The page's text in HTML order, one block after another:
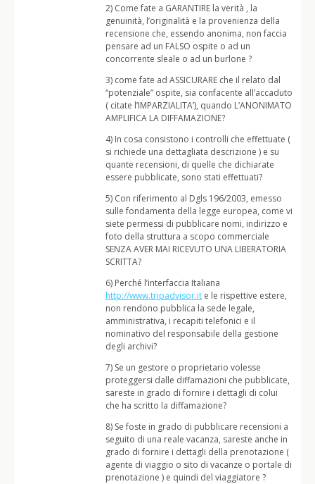
2) Come fate a GARANTIRE la verità , la
genuinità, l’originalità e la provenienza della
recensione che, essendo anonima, non faccia
pensare ad un FALSO ospite o ad un
concorrente sleale o ad un burlone ?
3) come fate ad ASSICURARE che il relato dal
“potenziale” ospite, sia confacente all’accaduto
( citate l’IMPARZIALITA’), quando L’ANONIMATO
AMPLIFICA LA DIFFAMAZIONE?
4) In cosa consistono i controlli che effettuate (
si richiede una dettagliata descrizione ) e su
quante recensioni, di quelle che dichiarate
essere pubblicate, sono stati effettuati?
5) Con riferimento al Dgls 196/2003, emesso
sulle fondamenta della legge europea, come vi
siete permessi di pubblicare nomi, indirizzo e
foto della struttura a scopo commerciale
SENZA AVER MAI RICEVUTO UNA LIBERATORIA
SCRITTA?
6) Perché l’interfaccia Italiana
http://www.tripadvisor.it e le rispettive estere,
non rendono pubblica la sede legale,
amministrativa, i recapiti telefonici e il
nominativo del responsabile della gestione
degli archivi?
7) Se un gestore o proprietario volesse
proteggersi dalle diffamazioni che pubblicate,
sareste in grado di fornire i dettagli di colui
che ha scritto la diffamazione?
8) Se foste in grado di pubblicare recensioni a
seguito di una reale vacanza, sareste anche in
grado di fornire i dettagli della prenotazione (
agente di viaggio o sito di vacanze o portale di
prenotazione ) e quindi del viaggiatore ?